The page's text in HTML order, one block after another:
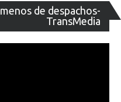
de despachos-
TransMedia
de